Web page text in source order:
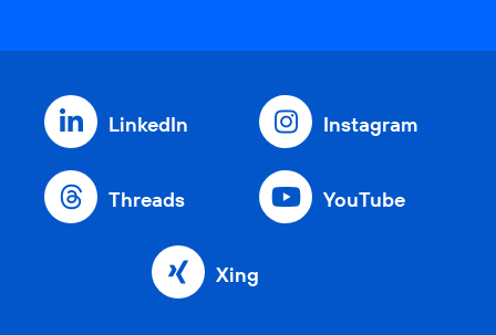
LinkedIn Instagram
Threads YouTube
Xing